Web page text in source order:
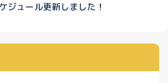
ジュール更新しました！